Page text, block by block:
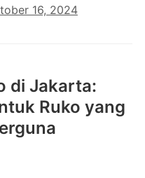
16, 2024
di Jakarta:
Ruko yang